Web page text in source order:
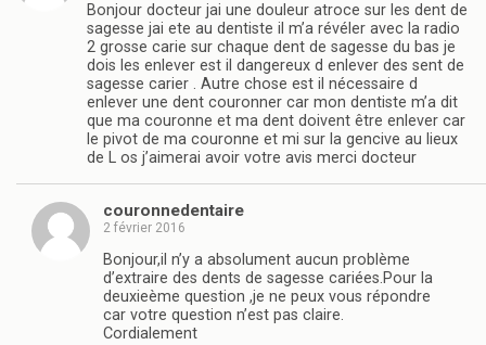
Bonjour docteur jai une douleur atroce sur les dent de
sagesse jai ete au dentiste il m’a révéler avec la radio
2 grosse carie sur chaque dent de sagesse du bas je
dois les enlever est il dangereux d enlever des sent de
sagesse carier . Autre chose est il nécessaire d
enlever une dent couronner car mon dentiste m’a dit
que ma couronne et ma dent doivent être enlever car
le pivot de ma couronne et mi sur la gencive au lieux
de L os j’aimerai avoir votre avis merci docteur
couronnedentaire
2 février 2016
Bonjour,il n’y a absolument aucun problème
d’extraire des dents de sagesse cariées.Pour la
deuxieème question ,je ne peux vous répondre
car votre question n’est pas claire.
Cordialement